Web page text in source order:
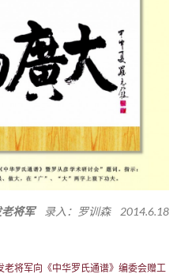
将军录入：罗训森 2014.6.18
将军向《中华罗氏通谱》编委会赠工